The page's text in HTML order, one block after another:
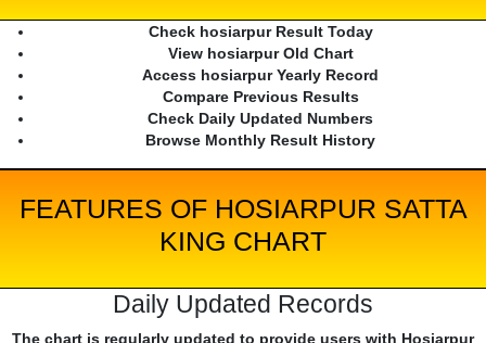
Check hosiarpur Result Today
View hosiarpur Old Chart
Access hosiarpur Yearly Record
Compare Previous Results
Check Daily Updated Numbers
Browse Monthly Result History
FEATURES OF HOSIARPUR SATTA
KING CHART
Daily Updated Records
The chart is regularly updated to provide users with Hosiarpur